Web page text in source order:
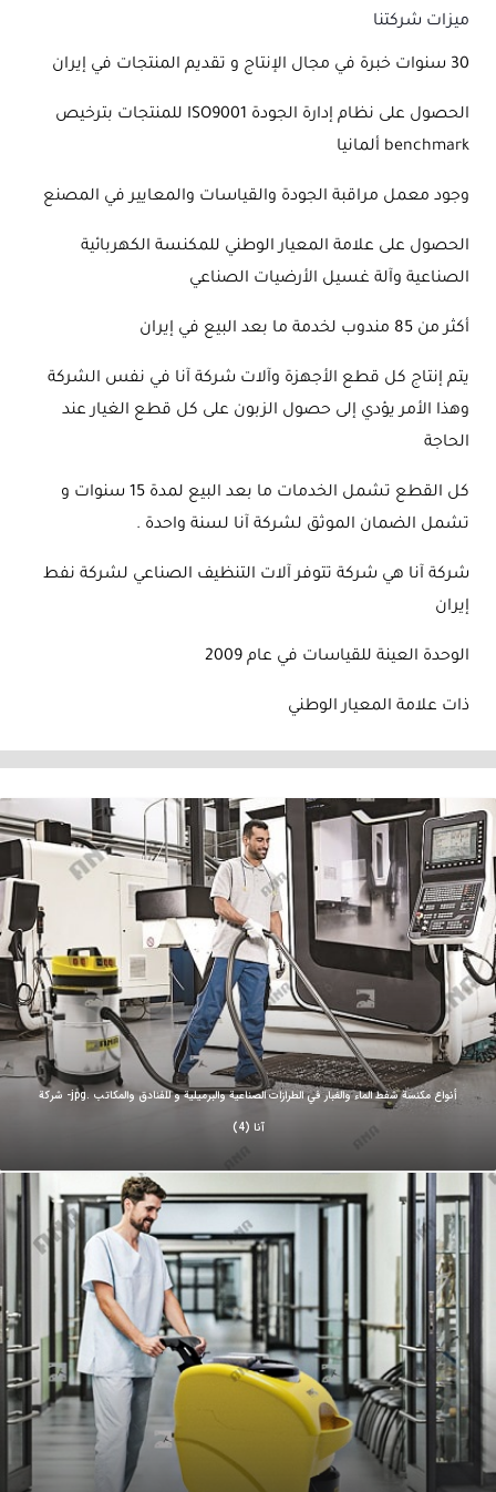
ميزات شركتنا
30 سنوات خبرة في مجال الإنتاج و تقديم المنتجات في إيران
الحصول على نظام إدارة الجودة ISO9001 للمنتجات بترخيص
benchmark ألمانيا
وجود معمل مراقبة الجودة والقياسات والمعايير في المصنع
الحصول على علامة المعيار الوطني للمكنسة الكهربائية
الصناعية وآلة غسيل الأرضيات الصناعي
أكثر من 85 مندوب لخدمة ما بعد البيع في إيران
يتم إنتاج كل قطع الأجهزة وآلات شركة آنا في نفس الشركة
وهذا الأمر يؤدي إلى حصول الزبون على كل قطع الغيار عند
الحاجة
كل القطع تشمل الخدمات ما بعد البيع لمدة 15 سنوات و
تشمل الضمان الموثق لشركة آنا لسنة واحدة .
شركة آنا هي شركة تتوفر آلات التنظيف الصناعي لشركة نفط
إيران
الوحدة العينة للقياسات في عام 2009
ذات علامة المعيار الوطني
أنواع مكنسة شفط الماء والغبار في الطرازات الصناعية والبرميلية و للفنادق والمكاتب .jpg- شركة
آنا (4)